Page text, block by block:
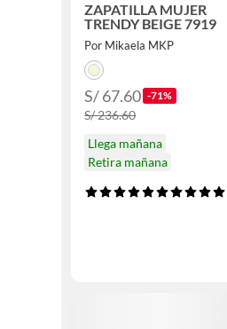
ZAPATILLA MUJER
TRENDY BEIGE 7919
Por Mikaela MKP
S/ 67.60 -71%
S/ 236.60
Llega mañana
Retira mañana